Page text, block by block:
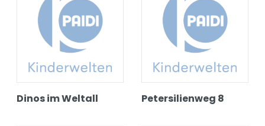
Dinos im Weltall Petersilienweg 8